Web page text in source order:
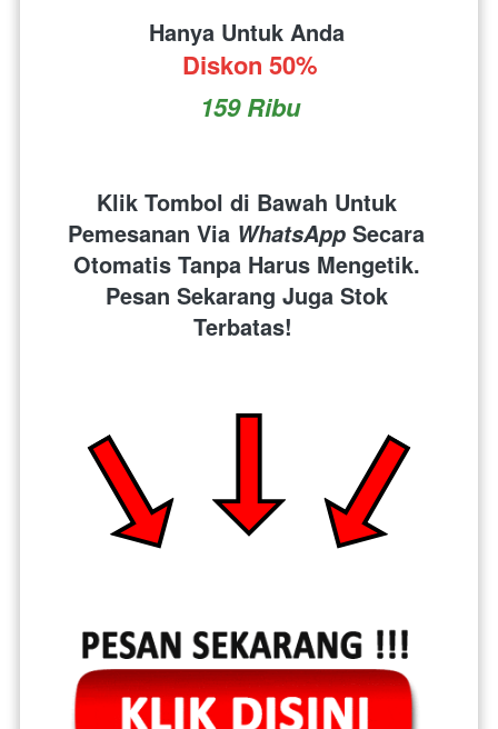
Hanya Untuk Anda
Diskon 50%
159 Ribu
Klik Tombol di Bawah Untuk
Pemesanan Via WhatsApp Secara
Otomatis Tanpa Harus Mengetik.
Pesan Sekarang Juga Stok
Terbatas!